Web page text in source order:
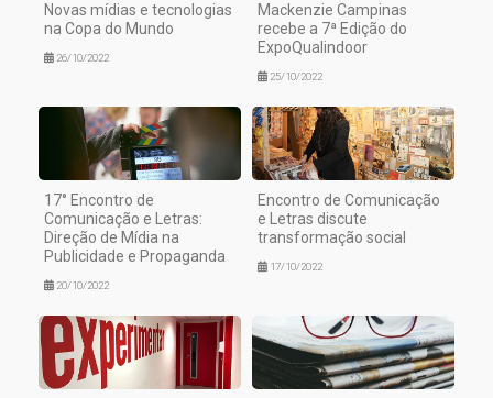
Novas mídias e tecnologias
na Copa do Mundo
26/10/2022
Mackenzie Campinas
recebe a 7ª Edição do
ExpoQualindoor
25/10/2022
17° Encontro de
Comunicação e Letras:
Direção de Mídia na
Publicidade e Propaganda
20/10/2022
Encontro de Comunicação
e Letras discute
transformação social
17/10/2022